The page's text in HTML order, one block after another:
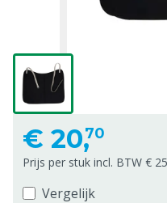
€ 20,70
Prijs per stuk incl. BTW €
Vergelijk